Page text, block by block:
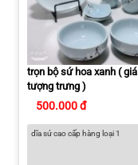
trọn bộ sứ hoa xanh ( giá
tượng trưng )
500.000 đ
dĩa sứ cao cấp hàng loại 1